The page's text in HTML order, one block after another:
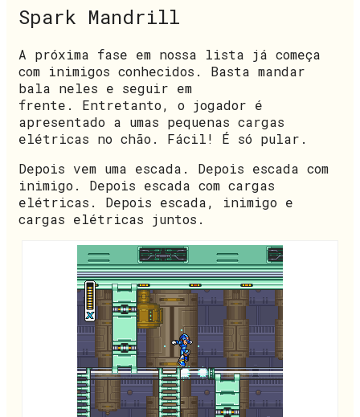
Spark Mandrill
A próxima fase em nossa lista já começa
com inimigos conhecidos. Basta mandar
bala neles e seguir em
frente. Entretanto, o jogador é
apresentado a umas pequenas cargas
elétricas no chão. Fácil! É só pular.
Depois vem uma escada. Depois escada com
inimigo. Depois escada com cargas
elétricas. Depois escada, inimigo e
cargas elétricas juntos.